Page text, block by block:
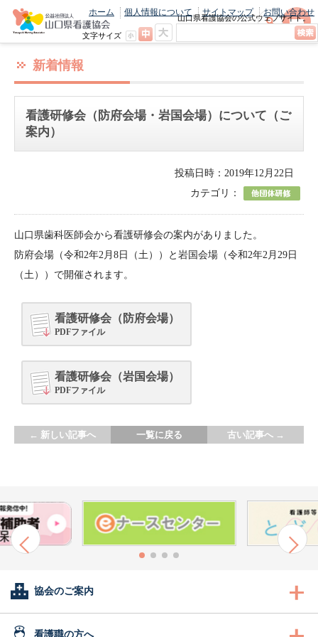
山口県看護協会の公式ウェブサイト。
最新のニュースやお知らせをいち早くお
ホーム 個人情報について サイトマップ お問い合わせ
文字サイズ
新着情報
看護研修会（防府会場・岩国会場）について（ご
案内）
投稿日時：2019年12月22日
カテゴリ：
山口県歯科医師会から看護研修会の案内がありました。
防府会場（令和2年2月8日（土））と岩国会場（令和2年2月29日
（土））で開催されます。
看護研修会（防府会場）
PDFファイル
看護研修会（岩国会場）
PDFファイル
← 新しい記事へ 一覧に戻る 古い記事へ →
協会のご案内
会長あいさつ
看護職の方へ